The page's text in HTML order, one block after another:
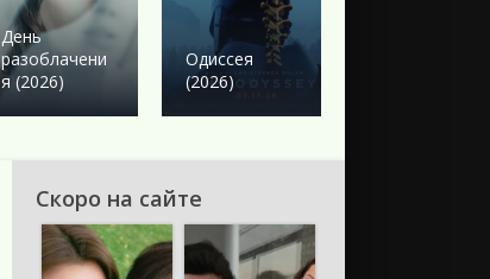
День
разоблачени
я (2026)
Одиссея
(2026)
Скоро на сайте